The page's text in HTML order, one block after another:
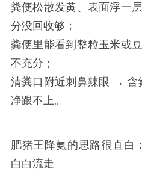
粪便松散发黄、表面浮一
分没回收够；
粪便里能看到整粒玉米或
不充分；
清粪口附近刺鼻辣眼 → 含
净跟不上。
肥猪王降氨的思路很直白
白白流走